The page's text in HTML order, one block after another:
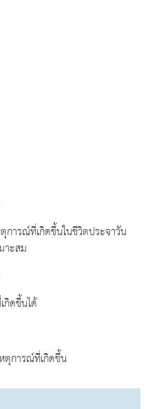
การณ์ที่เกิดขึ้นในชีวิตประจาวัน
าะสม
กิดขึ้นได้
ตุการณ์ที่เกิดขึ้น